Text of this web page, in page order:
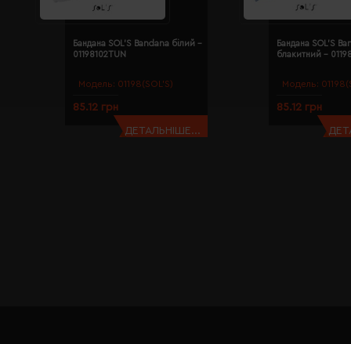
Модель: 01198(SOL’S)
Бандана SOL'S Bandana білий -
01198102TUN
85.12 грн
ДЕТАЛЬНІШЕ...
Модель:
Бандана SOL'S
блакитний -
85.12 грн